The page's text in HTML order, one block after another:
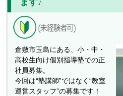
ます♪
倉敷市玉島にある、小・中・
高校生向け個別指導塾での正
社員募集。
今回は“塾講師”ではなく“教室
運営スタッフ”の募集です！